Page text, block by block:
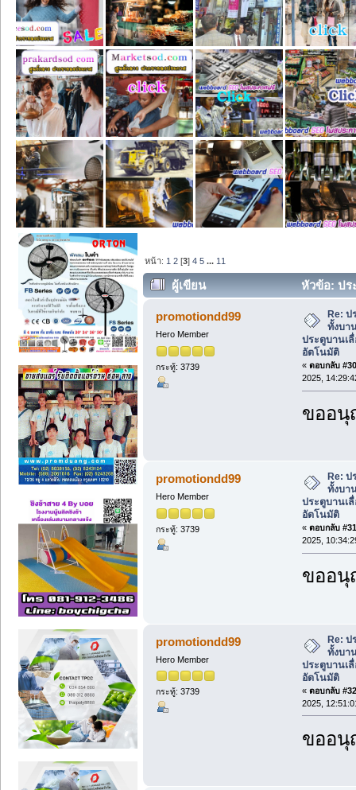
หน้า: 1 2 [3]4 5 ... 11
ผู้เขียน
หัวข้อ: ปร
ประตูบานเลื่อนออโต้ เลื่อนอัตโนมัติ (อ่า
promotiondd99
Hero Member
กระทู้: 3739
Re: ป
ทั้งบา
ประตูบานเ
อัตโนมัติ
« ตอบกลับ
2025,
ขออ
promotiondd99
Hero Member
กระทู้: 3739
Re: ป
ทั้งบา
ประตูบานเ
อัตโนมัติ
« ตอบกลับ
2025,
ขออ
promotiondd99
Hero Member
กระทู้: 3739
Re: ป
ทั้งบา
ประตูบานเ
อัตโนมัติ
« ตอบกลับ
2025,
ขออ